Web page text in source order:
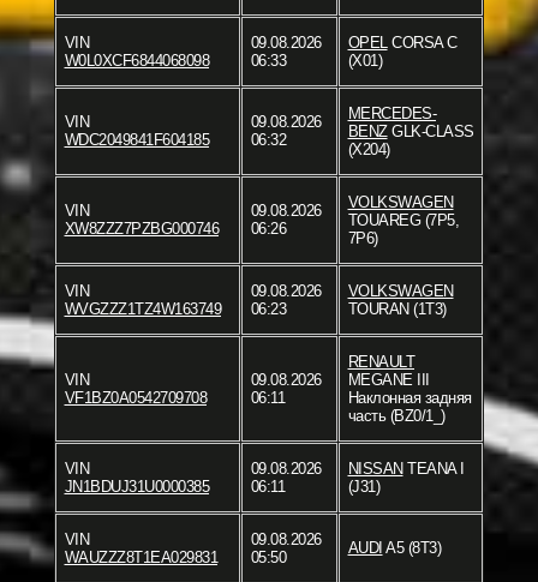
VIN
W0L0XCF6844068098
09.08.2026
06:33
OPELCORSA C
(X01)
VIN
WDC2049841F604185
09.08.2026
06:32
MERCEDES-
BENZGLK-CLASS
(X204)
VIN
XW8ZZZ7PZBG000746
09.08.2026
06:26
VOLKSWAGEN
TOUAREG (7P5,
7P6)
VIN
WVGZZZ1TZ4W163749
09.08.2026
06:23
VOLKSWAGEN
TOURAN (1T3)
VIN
VF1BZ0A0542709708
09.08.2026
06:11
RENAULT
MEGANE III
Наклонная задняя
часть (BZ0/1_)
VIN
JN1BDUJ31U0000385
09.08.2026
06:11
NISSAN TEANA I
(J31)
VIN
WAUZZZ8T1EA029831
09.08.2026
05:50
AUDI A5 (8T3)